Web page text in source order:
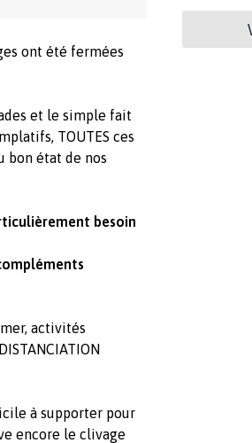
ont été fermées
et le simple fait
TOUTES ces
bon état de nos
besoin
activités
à supporter pour
encore le clivage